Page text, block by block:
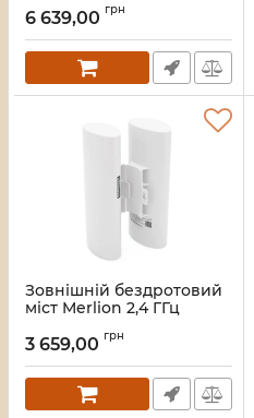
доступу
Артикул:16_116952
6 639,00 грн
Зовнішній бездротовий
міст Merlion 2,4 ГГц
DC12-24V, POE 24V, 2xRJ45
Артикул:41752
3 659,00 грн